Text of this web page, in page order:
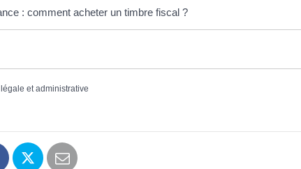
: comment acheter un timbre fiscal ?
et administrative